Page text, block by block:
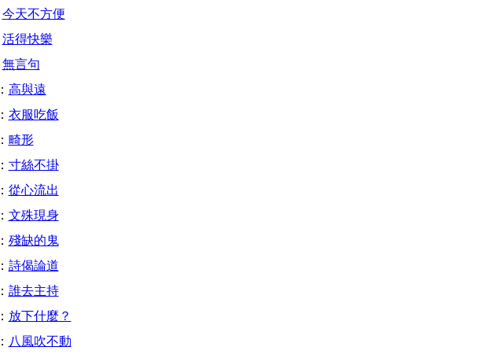
今天不方便
活得快樂
無言句
高與遠
衣服吃飯
畸形
寸絲不掛
從心流出
文殊現身
殘缺的鬼
詩偈論道
誰去主持
放下什麼？
八風吹不動